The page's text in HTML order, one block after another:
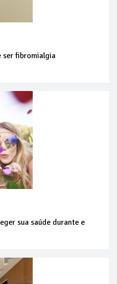
ser fibromialgia
sua saúde durante e